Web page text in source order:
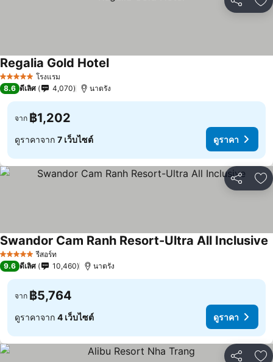
แชร์ เ
5 ดาว โรงแรม
Regalia Gold Hotel
8.6 ดีเลิศ 4,070 นาตรัง
จาก ฿1,202
ดูราคาจาก 7 เว็บไซต์ ดูราคา
แชร์ เ
5 ดาว รีสอร์ท
Swandor Cam Ranh Resort-Ultra All Inclusive
9.6 ดีเลิศ 10,460 นาตรัง
จาก ฿5,764
ดูราคาจาก 4 เว็บไซต์ ดูราคา